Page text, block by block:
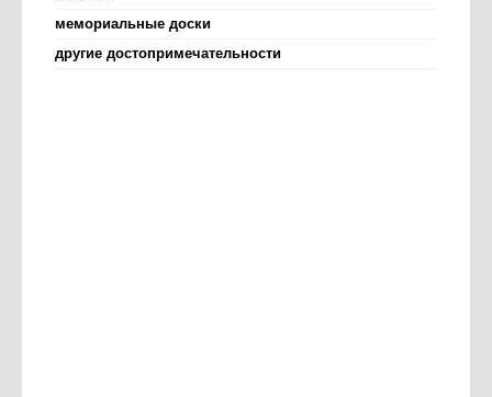
мемориальные доски
другие достопримечательности